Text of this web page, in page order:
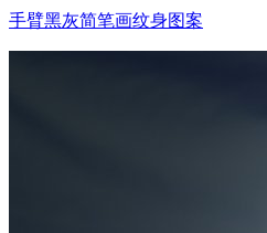
手臂黑灰简笔画纹身图案